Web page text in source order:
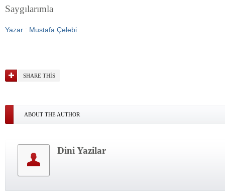
Saygılarımla
Yazar : Mustafa Çelebi
SHARE THIS
ABOUT THE AUTHOR
Dini Yazilar